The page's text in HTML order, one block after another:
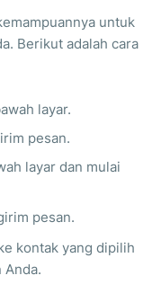
untuk
Berikut adalah cara
layar.
pesan.
layar dan mulai
pesan.
kontak yang dipilih
Anda.